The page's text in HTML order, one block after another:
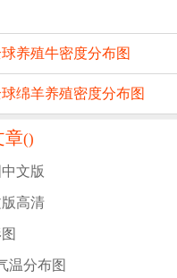
养殖牛密度分布图
绵羊养殖密度分布图
章()
文版
高清
温分布图